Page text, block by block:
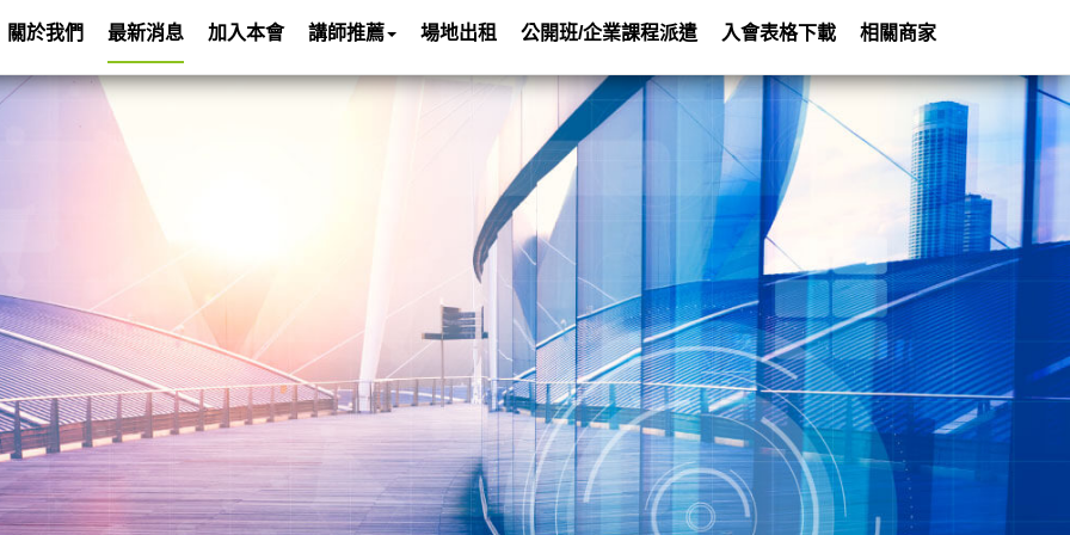
關於我們 最新消息 加入本會 講師推薦 場地出租 公開班/企業課程派遣 入會表格下載 相關商家